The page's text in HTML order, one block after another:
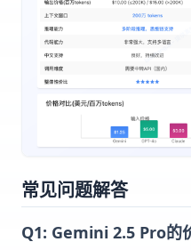
常见问题解答
Q1: Gemini 2.5 Pro的